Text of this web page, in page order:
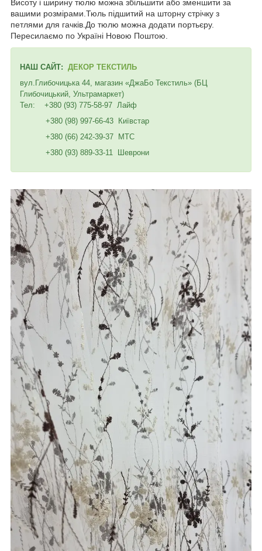
Висоту і ширину тюлю можна збільшити або зменшити за
вашими розмірами.Тюль підшитий на шторну стрічку з
петлями для гачків.До тюлю можна додати портьєру.
Пересилаємо по Україні Новою Поштою.
НАШ САЙТ: ДЕКОР ТЕКСТИЛЬ
вул.Глибочицька 44, магазин «ДжаБо Текстиль» (БЦ
Глибочицький, Ультрамаркет)
Тел: +380 (93) 775-58-97 Лайф
+380 (98) 997-66-43 Київстар
+380 (66) 242-39-37 МТС
+380 (93) 889-33-11 Шеврони